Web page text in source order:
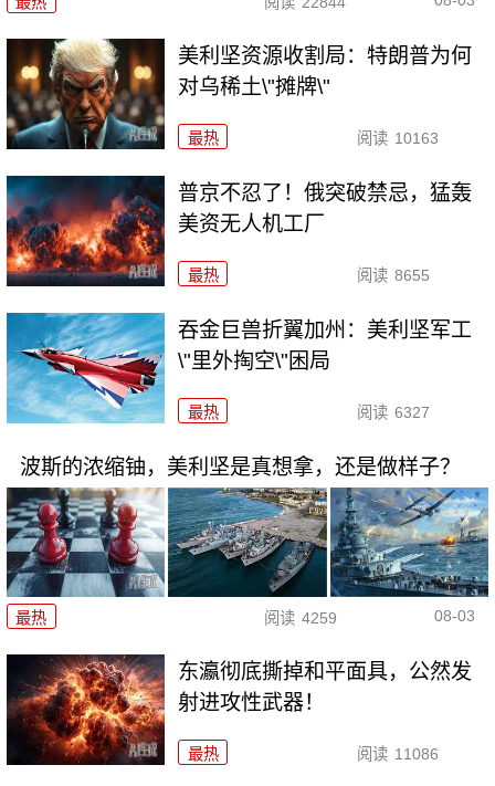
美利坚资源收割局：特朗普为何
对乌稀土\"摊牌\"
最热 阅读 10163
普京不忍了！俄突破禁忌，猛轰
美资无人机工厂
最热 阅读 8655
吞金巨兽折翼加州：美利坚军工
\"里外掏空\"困局
最热 阅读 6327
波斯的浓缩铀，美利坚是真想拿，还是做样子？
最热 阅读 4259 08-03
东瀛彻底撕掉和平面具，公然发
射进攻性武器！
最热 阅读 11086